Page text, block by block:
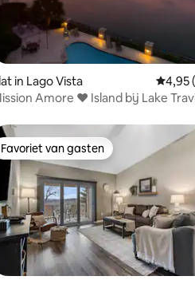
van 4,83 op 5, 275
in Lago Vista
4,95
Amore ❤️ Island bij Lake
Favoriet van gasten
Favoriet van gasten